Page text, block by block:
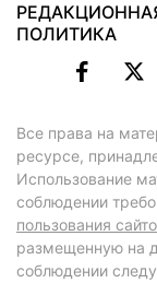
ПОЛИТИКА
Все права на
ресурсе,
Использование
соблюдении
пользования
размещенную на
соблюдении